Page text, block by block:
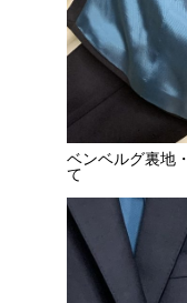
ベンベルグ裏地
て